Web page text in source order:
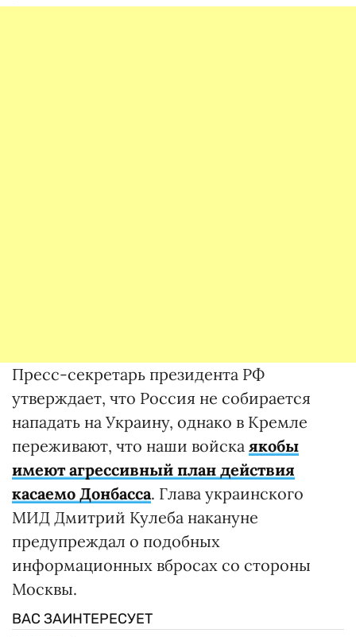
Пресс-секретарь президента РФ
утверждает, что Россия не собирается
нападать на Украину, однако в Кремле
переживают, что наши войска якобы
имеют агрессивный план действия
касаемо Донбасса. Глава украинского
МИД Дмитрий Кулеба накануне
предупреждал о подобных
информационных вбросах со стороны
Москвы.
ВАС ЗАИНТЕРЕСУЕТ